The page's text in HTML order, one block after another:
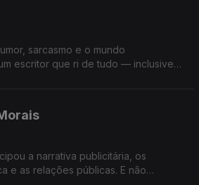
sarcasmo e o mundo
escritor que ri de tudo — inclusive
a narrativa publicitária, os
e as relações públicas. E não